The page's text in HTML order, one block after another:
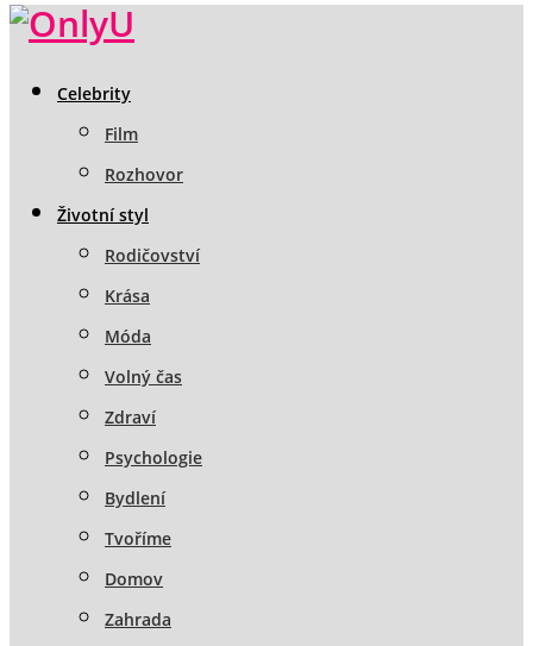
Celebrity
Film
Rozhovor
Životní styl
Rodičovství
Krása
Móda
Volný čas
Zdraví
Psychologie
Bydlení
Tvoříme
Domov
Zahrada